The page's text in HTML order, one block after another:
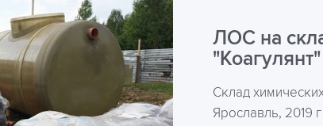
ЛОС на
"Коагулянт"
Склад
Ярославль, 2019 г